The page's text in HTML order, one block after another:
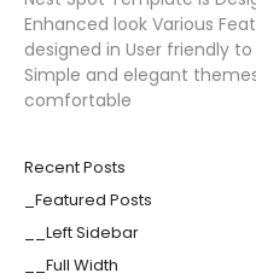
Enhanced look Various
designed in User friendly
Simple and elegant
comfortable
Recent Posts
_Featured Posts
__Left Sidebar
__Full Width